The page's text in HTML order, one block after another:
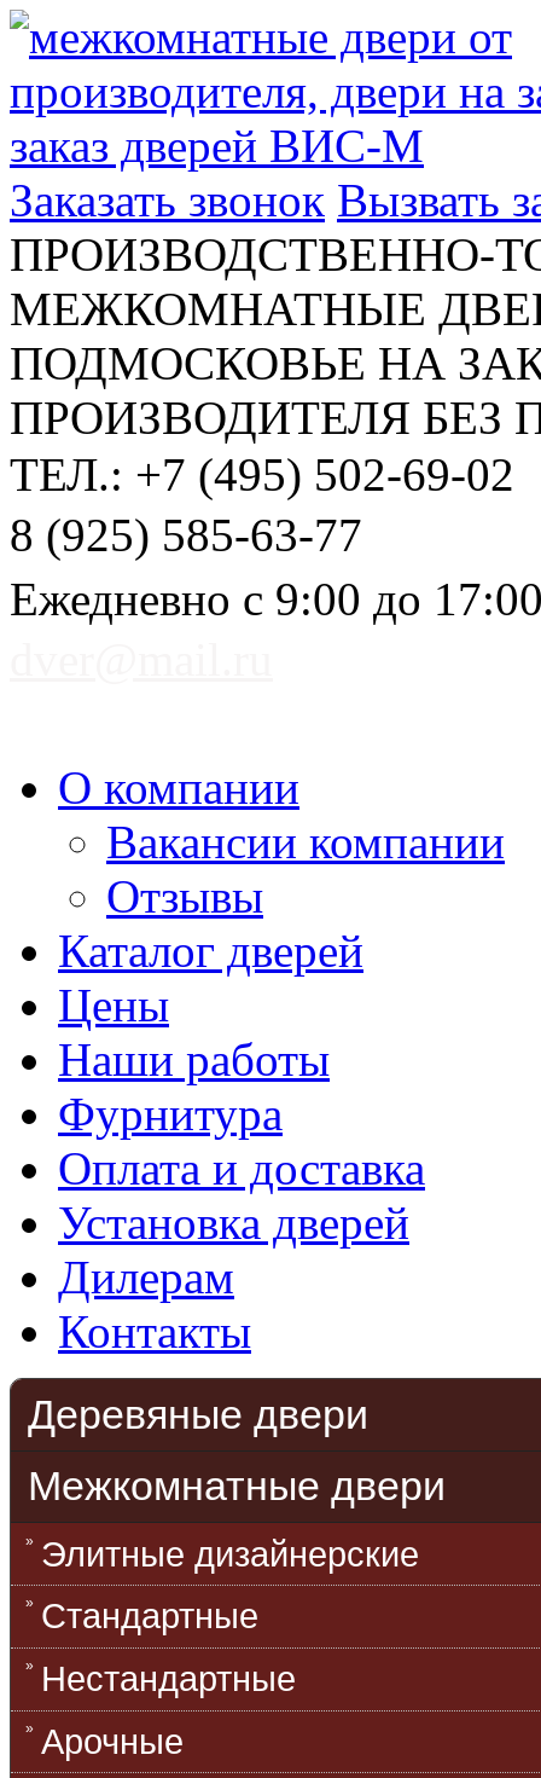
Заказать звонок Вызвать
ПРОИЗВОДСТВЕННО-
МЕЖКОМНАТНЫЕ
ПОДМОСКОВЬЕ НА
ПРОИЗВОДИТЕЛЯ БЕЗ
ТЕЛ.: +7 (495) 502-69-02
8 (925) 585-63-77
Ежедневно с 9:00 до
О компании
Вакансии компании
Отзывы
Каталог дверей
Цены
Наши работы
Фурнитура
Оплата и доставка
Установка дверей
Дилерам
Контакты
Деревяные двери
Межкомнатные двери
Элитные дизайнерские
Стандартные
Нестандартные
Арочные